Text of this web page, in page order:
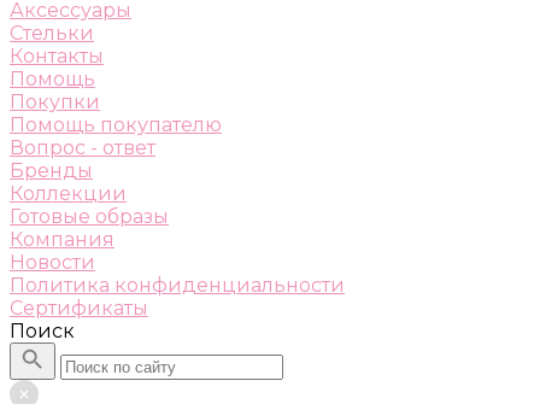
Аксессуары
Стельки
Контакты
Помощь
Покупки
Помощь покупателю
Вопрос - ответ
Бренды
Коллекции
Готовые образы
Компания
Новости
Политика конфиденциальности
Сертификаты
Поиск